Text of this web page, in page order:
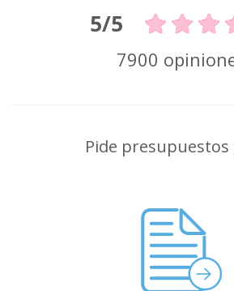
5/5
7900
Pide